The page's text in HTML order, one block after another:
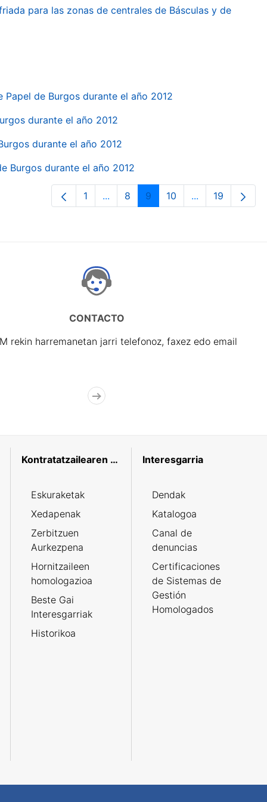
para las zonas de centrales de Básculas y de
de Burgos durante el año 2012
durante el año 2012
durante el año 2012
Burgos durante el año 2012
Orrialdea
1 ...Intermediate Pages Use TAB to
Orrialdea
8 Orrialdea
9 Orrialdea
10 ...Intermediate
Orrialdea
19
CONTACTO
rekin harremanetan jarri telefonoz, faxez edo email
Kontratatzailearen profila
Eskuraketak
Xedapenak
Zerbitzuen
Aurkezpena
Hornitzaileen
homologazioa
Beste Gai
Interesgarriak
Historikoa
Interesgarria
Dendak
Katalogoa
Canal de
denuncias
Certificaciones
de Sistemas de
Gestión
Homologados